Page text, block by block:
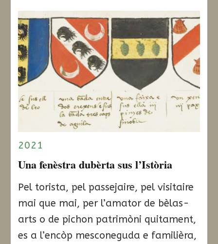
2021
Una fenèstra dubèrta sus l’Istòria
Pel torista, pel passejaire, pel visitaire
mai que mai, per l’amator de bèlas-
arts o de pichon patrimòni quitament,
es a l’encòp mesconeguda e familièra,